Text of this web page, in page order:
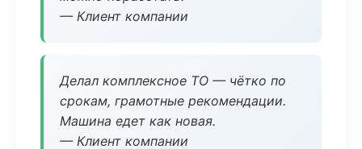
— Клиент компании
Делал комплексное ТО — чётко по
срокам, грамотные рекомендации.
Машина едет как новая.
— Клиент компании